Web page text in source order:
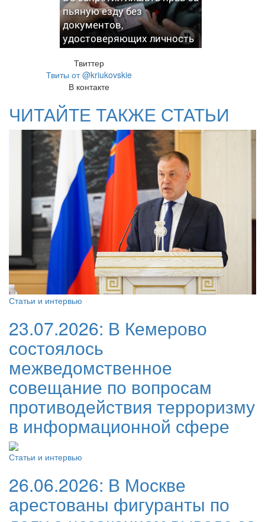
пьяную езду без
документов,
удостоверяющих личность
Твиттер
Твиты от @kriukovskie
В контакте
ЧИТАЙТЕ ТАКЖЕ СТАТЬИ
Статьи и интервью
23.07.2026: В Кемерово
состоялось
межведомственное
совещание по вопросам
противодействия терроризму
в информационной сфере
Статьи и интервью
26.06.2026: В Москве
арестованы фигуранты по